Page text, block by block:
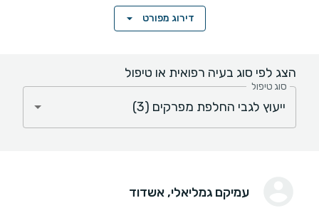
דירוג מפורט
הצג לפי סוג בעיה רפואית או טיפול
סוג טיפול
עמיקם גמליאלי, אשדוד